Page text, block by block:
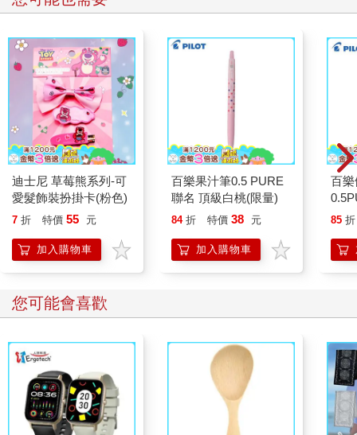
迪士尼 草莓熊系列-可
愛髮飾裝扮掛卡(粉色)
7 折 特價 55 元
加入購物車
百樂果汁筆0.5 PURE
聯名 頂級白桃(限量)
84 折 特價 38 元
加入購物車
百
萄(
85 折
您可能會喜歡